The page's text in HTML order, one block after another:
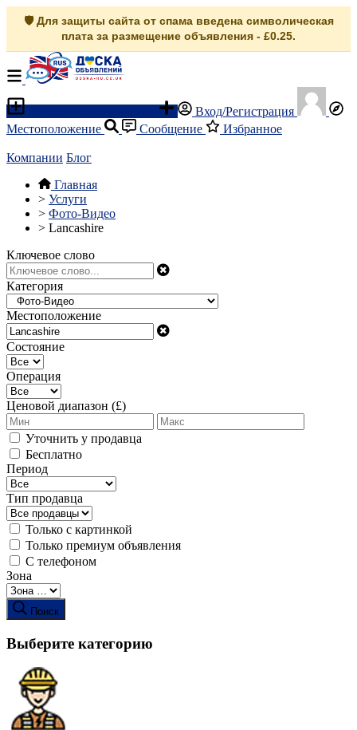
🛡️ Для защиты сайта от спама введена символическая
плата за размещение объявления - £0.25.
Вход/Регистрация
Местоположение
Сообщение Избранное
Компании Блог
Главная
> Услуги
> Фото-Видео
> Lancashire
Ключевое слово
Категория
Местоположение
Состояние
Операция
Ценовой диапазон (£)
Уточнить у продавца
Бесплатно
Период
Тип продавца
Только с картинкой
Только премиум объявления
С телефоном
Зона
Поиск
Выберите категорию